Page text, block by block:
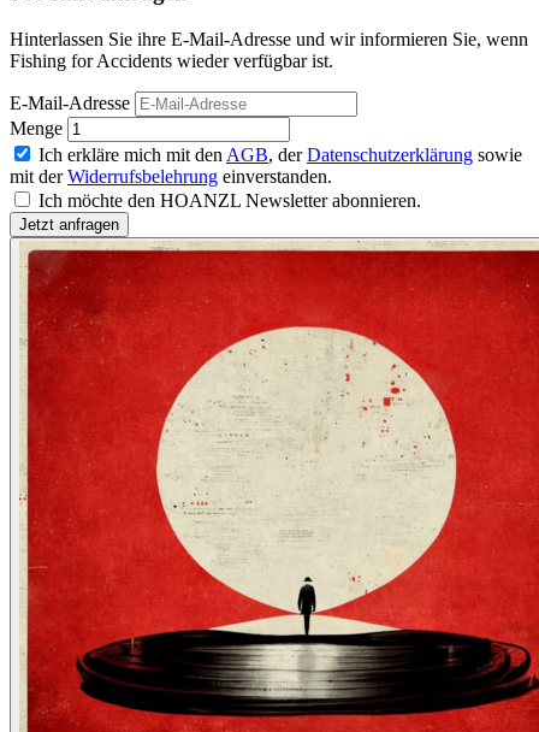
Hinterlassen Sie ihre E-Mail-Adresse und wir informieren Sie, wenn
Fishing for Accidents wieder verfügbar ist.
E-Mail-Adresse
Menge
Ich erkläre mich mit den AGB, derDatenschutzerklärung sowie
mit derWiderrufsbelehrung einverstanden.
Ich möchte den HOANZL Newsletter abonnieren.